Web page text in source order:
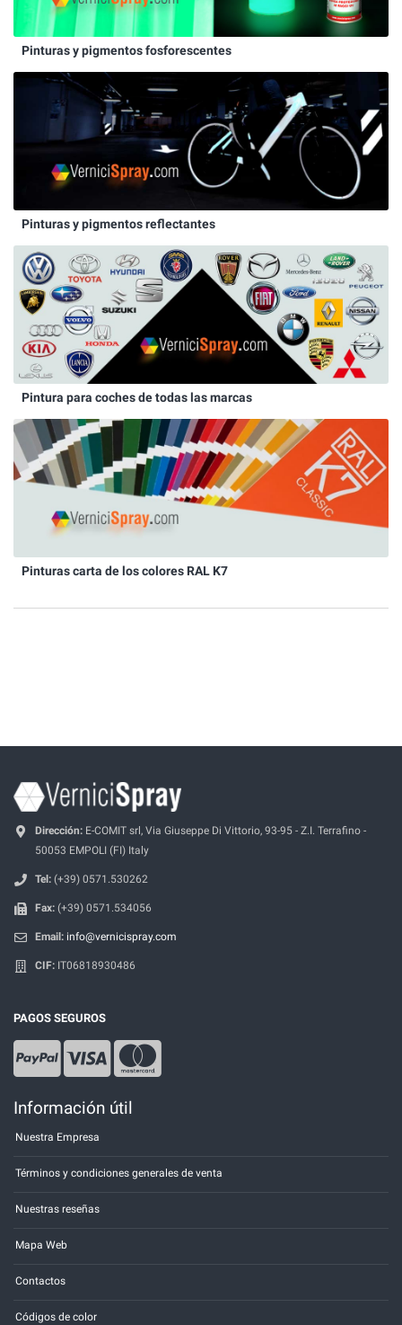
Pinturas y pigmentos fosforescentes
Pinturas y pigmentos reflectantes
Pintura para coches de todas las marcas
Pinturas carta de los colores RAL K7
Dirección: E-COMIT srl, Via Giuseppe Di Vittorio, 93-95 - Z.I. Terrafino -
50053 EMPOLI (FI) Italy
Tel: (+39) 0571.530262
Fax: (+39) 0571.534056
Email: info@vernicispray.com
CIF: IT06818930486
PAGOS SEGUROS
Información útil
Nuestra Empresa
Términos y condiciones generales de venta
Nuestras reseñas
Mapa Web
Contactos
Códigos de color